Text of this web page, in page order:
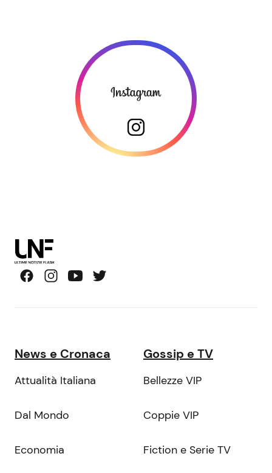
News e Cronaca
Attualità Italiana
Dal Mondo
Economia
Gossip e TV
Bellezze VIP
Coppie VIP
Fiction e Serie TV